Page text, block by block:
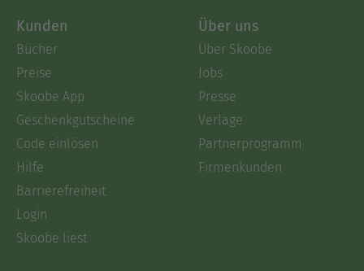
Kunden
Bücher
Preise
Skoobe App
Geschenkgutscheine
Code einlösen
Hilfe
Barrierefreiheit
Login
Skoobe liest
Über uns
Über Skoobe
Jobs
Presse
Verlage
Partnerprogramm
Firmenkunden